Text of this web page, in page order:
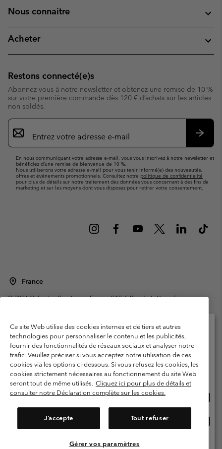
Nous connaitre
Acheter
Restons connecté(e)s
Abonnez-vous à notre newsletter et obtenez une remise de 10 %
sur votre première commande dès 120 € d’achats sur les articles
non soldés.
Inscription
par
e-
En nous communiquant votre adresse e-mail, vous vous inscrivez à notre newsletter et
bénéficiez d’une remise de bienvenue de 10 %.
Nous utiliserons votre adresse e-mail pour vous tenir informé(e) des nouveautés,
offres et événements promotionnels. Consultez notre politique de confidentialité
pour plus de détails sur notre traitement des données vous concernant à des fins de
marketing et sur les moyens dont vous disposez pour retirer votre consentement.
France
©2026Columbia Sportswear Europe SAS. 5 Rue de la Haye, Espace
Garanties Légales
Politique de confidentialité
Conditions d'utilisation - Membres
Conditions D'utilisation - Contenu généré par l'utilisateur
Impressum
Cookies
Public CBCR
Ce site Web utilise des cookies internes et de tiers et autres
technologies pour personnaliser le contenu et les publicités,
fournir des fonctionnalités de réseaux sociaux et analyser notre
trafic. Veuillez préciser si vous acceptez notre utilisation de ces
cookies via les options ci-dessous. Si vous refusez les cookies, les
cookies strictement nécessaires au fonctionnement du site Web
seront tout de même utilisés. Cliquez ici pour plus de détails et
consulter notre Déclaration complète sur les cookies.
J’accepte Tout refuser
Gérer vos paramètres
Veuillez sélectionner votre pays d’expédition et
votre langue
Achats en ligne disponibles
United States
ligne
France